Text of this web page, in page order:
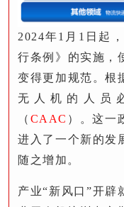
2024年1月1日起
行条例》的实施，
变得更加规范。根
无人机的人员
（ CAAC ）。这一
进入了一个新的发
随之增加。
产业“新风口”开辟